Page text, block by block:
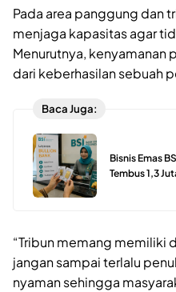
Pada area panggung dan
menjaga kapasitas agar
Menurutnya,
dari keberhasilan sebuah
Baca Juga:
Bisnis Emas
Tembus 1,3
“Tribun memang memiliki
jangan sampai terlalu
nyaman sehingga